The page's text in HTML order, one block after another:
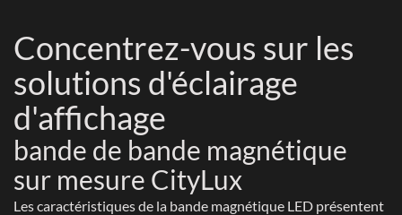
Concentrez-vous sur les
solutions d'éclairage
d'affichage
bande de bande magnétique
sur mesure CityLux
Les caractéristiques de la bande magnétique LED présentent